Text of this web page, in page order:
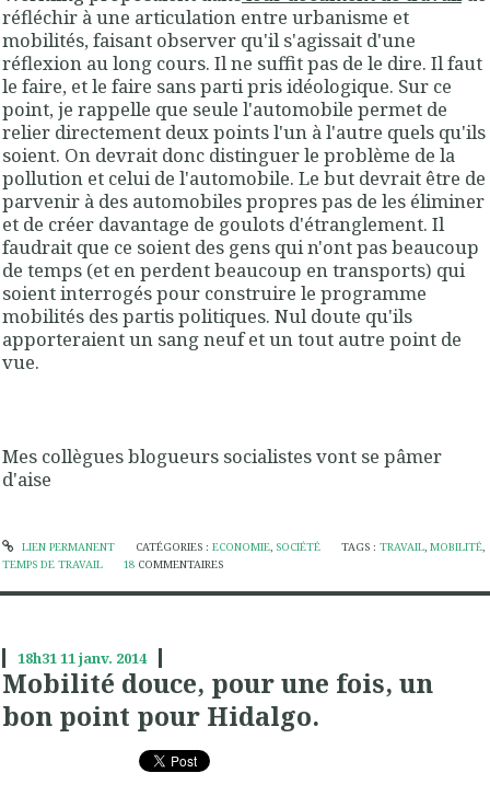
réfléchir à une articulation entre urbanisme et
mobilités, faisant observer qu'il s'agissait d'une
réflexion au long cours. Il ne suffit pas de le dire. Il faut
le faire, et le faire sans parti pris idéologique. Sur ce
point, je rappelle que seule l'automobile permet de
relier directement deux points l'un à l'autre quels qu'ils
soient. On devrait donc distinguer le problème de la
pollution et celui de l'automobile. Le but devrait être de
parvenir à des automobiles propres pas de les éliminer
et de créer davantage de goulots d'étranglement. Il
faudrait que ce soient des gens qui n'ont pas beaucoup
de temps (et en perdent beaucoup en transports) qui
soient interrogés pour construire le programme
mobilités des partis politiques. Nul doute qu'ils
apporteraient un sang neuf et un tout autre point de
vue.
Mes collègues blogueurs socialistes vont se pâmer
d'aise
LIEN PERMANENT CATÉGORIES : ECONOMIE, SOCIÉTÉ TAGS :TRAVAIL ,MOBILITÉ
TEMPS DE TRAVAIL
18 COMMENTAIRES
18h31 11 janv. 2014
Mobilité douce, pour une fois, un
bon point pour Hidalgo.